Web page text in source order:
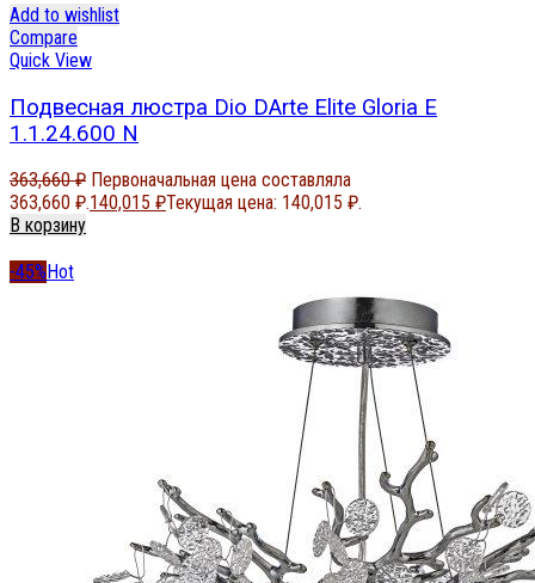
Add to wishlist
Compare
Quick View
Подвесная люстра Dio DArte Elite Gloria E
1.1.24.600 N
363,660₽ Первоначальная цена составляла
363,660 ₽.140,015 ₽Текущая цена: 140,015 ₽.
В корзину
-45% Hot